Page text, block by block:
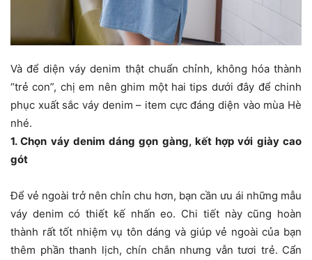
Và để diện váy denim thật chuẩn chỉnh, không hóa thành
“trẻ con”, chị em nên ghim một hai tips dưới đây để chinh
phục xuất sắc váy denim – item cực đáng diện vào mùa Hè
nhé.
1. Chọn váy denim dáng gọn gàng, kết hợp với giày cao
gót
Để vẻ ngoài trở nên chỉn chu hơn, bạn cần ưu ái những mẫu
váy denim có thiết kế nhấn eo. Chi tiết này cũng hoàn
thành rất tốt nhiệm vụ tôn dáng và giúp vẻ ngoài của bạn
thêm phần thanh lịch, chín chắn nhưng vẫn tươi trẻ. Cẩn